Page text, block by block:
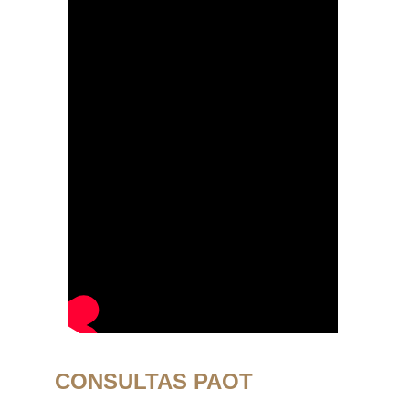
CONSULTAS PAOT